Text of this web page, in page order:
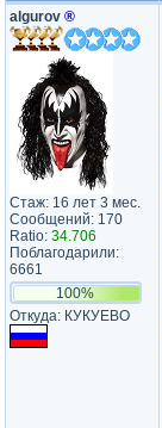
algurov ®
Стаж: 16 лет 3 мес.
Сообщений: 170
Ratio: 34.706
Поблагодарили:
6661
100%
Откуда: КУКУЕВО